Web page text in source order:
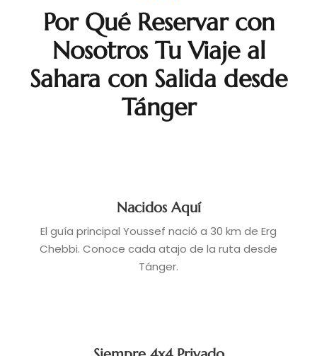
Por Qué Reservar con
Nosotros Tu Viaje al
Sahara con Salida desde
Tánger
Nacidos Aquí
El guía principal Youssef nació a 30 km de Erg
Chebbi. Conoce cada atajo de la ruta desde
Tánger.